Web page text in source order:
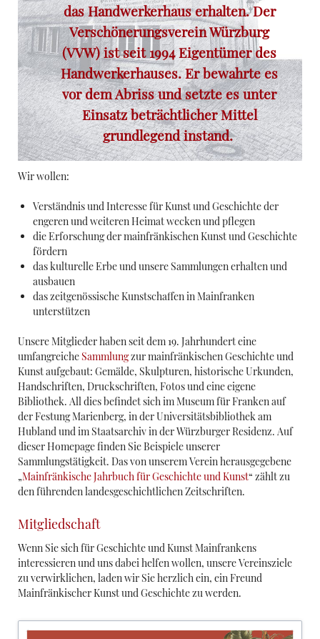
das Handwerkerhaus erhalten. Der
Verschönerungsverein Würzburg
(VVW) ist seit 1994 Eigentümer des
Handwerkerhauses. Er bewahrte es
vor dem Abriss und setzte es unter
Einsatz beträchtlicher Mittel
grundlegend instand.
Wir wollen:
Verständnis und Interesse für Kunst und Geschichte der
engeren und weiteren Heimat wecken und pflegen
die Erforschung der mainfränkischen Kunst und Geschichte
fördern
das kulturelle Erbe und unsere Sammlungen erhalten und
ausbauen
das zeitgenössische Kunstschaffen in Mainfranken
unterstützen
Unsere Mitglieder haben seit dem 19. Jahrhundert eine
umfangreiche Sammlungzur mainfränkischen Geschichte und
Kunst aufgebaut: Gemälde, Skulpturen, historische Urkunden,
Handschriften, Druckschriften, Fotos und eine eigene
Bibliothek. All dies befindet sich im Museum für Franken auf
der Festung Marienberg, in der Universitätsbibliothek am
Hubland und im Staatsarchiv in der Würzburger Residenz. Auf
dieser Homepage finden Sie Beispiele unserer
Sammlungstätigkeit. Das von unserem Verein herausgegebene
„Mainfränkische Jahrbuch für Geschichte und Kunst“ zählt zu
den führenden landesgeschichtlichen Zeitschriften.
Mitgliedschaft
Wenn Sie sich für Geschichte und Kunst Mainfrankens
interessieren und uns dabei helfen wollen, unsere Vereinsziele
zu verwirklichen, laden wir Sie herzlich ein, ein Freund
Mainfränkischer Kunst und Geschichte zu werden.